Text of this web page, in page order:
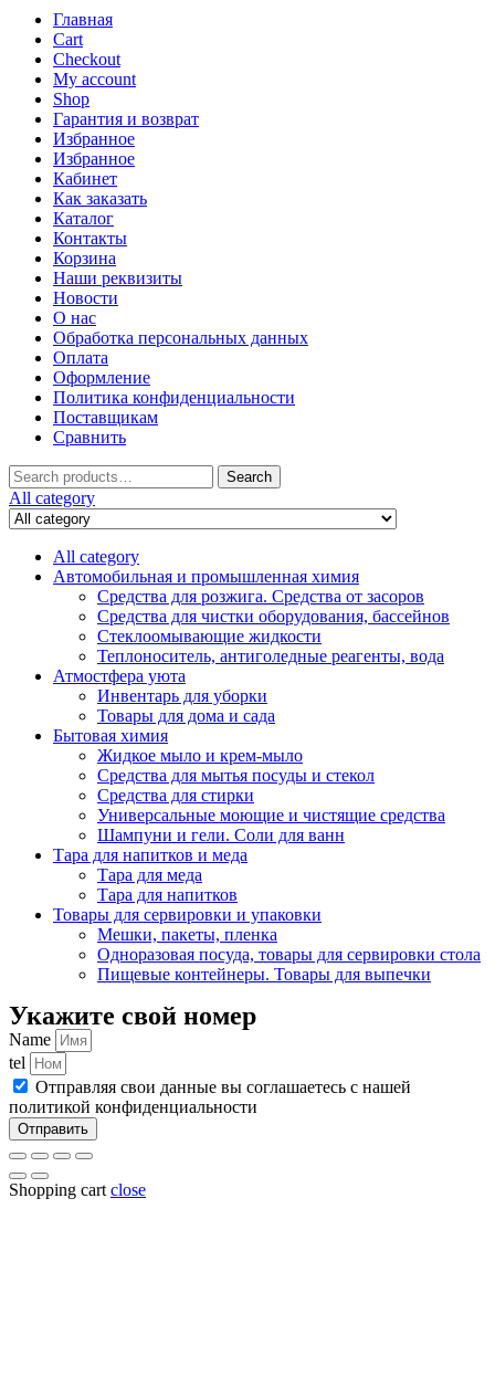
Главная
Cart
Checkout
My account
Shop
Гарантия и возврат
Избранное
Избранное
Кабинет
Как заказать
Каталог
Контакты
Корзина
Наши реквизиты
Новости
О нас
Обработка персональных данных
Оплата
Оформление
Политика конфиденциальности
Поставщикам
Сравнить
Search
for:
Search
All category
All category
Автомобильная и промышленная химия
Средства для розжига. Средства от засоров
Средства для чистки оборудования, бассейнов
Стеклоомывающие жидкости
Теплоноситель, антиголедные реагенты, вода
Атмостфера уюта
Инвентарь для уборки
Товары для дома и сада
Бытовая химия
Жидкое мыло и крем-мыло
Средства для мытья посуды и стекол
Средства для стирки
Универсальные моющие и чистящие средства
Шампуни и гели. Соли для ванн
Тара для напитков и меда
Тара для меда
Тара для напитков
Товары для сервировки и упаковки
Мешки, пакеты, пленка
Одноразовая посуда, товары для сервировки стола
Пищевые контейнеры. Товары для выпечки
Укажите свой номер
Name
tel
Отправляя свои данные вы соглашаетесь с нашей
политикой конфиденциальности
Отправить
Shopping cart close